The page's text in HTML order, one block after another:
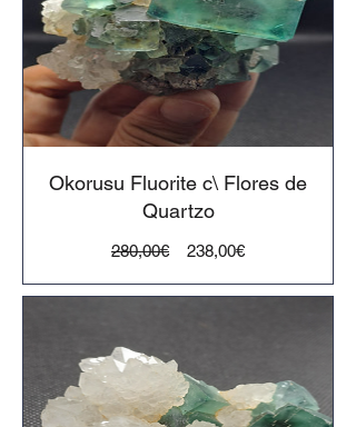
Okorusu Fluorite c\ Flores de
Quartzo
280,00€
Preço
238,00€Preço